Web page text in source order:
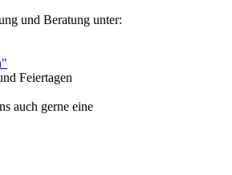
und Beratung unter:
Feiertagen
auch gerne eine